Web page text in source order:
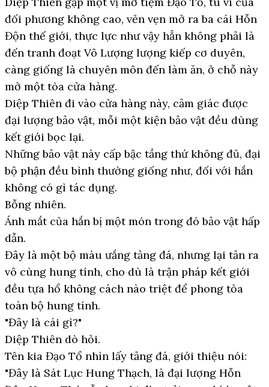
đối phương không cao, vẻn vẹn mở ra ba cái Hỗn
Độn thế giới, thực lực như vậy hẳn không phải là
đến tranh đoạt Vô Lượng lượng kiếp cơ duyên,
càng giống là chuyên môn đến làm ăn, ở chỗ này
mở một tòa cửa hàng.
Diệp Thiên đi vào cửa hàng này, cảm giác được
đại lượng bảo vật, mỗi một kiện bảo vật đều dùng
kết giới bọc lại.
Những bảo vật này cấp bậc tầng thứ không đủ, đại
bộ phận đều bình thường giống như, đối với hắn
không có gì tác dụng.
Bỗng nhiên.
Ánh mắt của hắn bị một món trong đó bảo vật hấp
dẫn.
Đây là một bộ màu ưắng tảng đá, nhưng lại tản ra
vô cùng hung tính, cho dù là trận pháp kết giới
đều tựa hổ không cách nào triệt để phong tỏa
toàn bộ hung tính.
"Đây là cái gì?"
Diệp Thiên dò hỏi.
Tên kia Đạo Tổ nhìn lấy tảng đá, giới thiệu nói:
"Đây là Sát Lục Hung Thạch, là đại lượng Hỗn